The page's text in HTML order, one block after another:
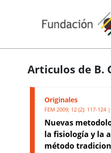
Articulos de B.
Originales
FEM 2009; 12 (2): 117-124
Nuevas
la fisiología y la
método